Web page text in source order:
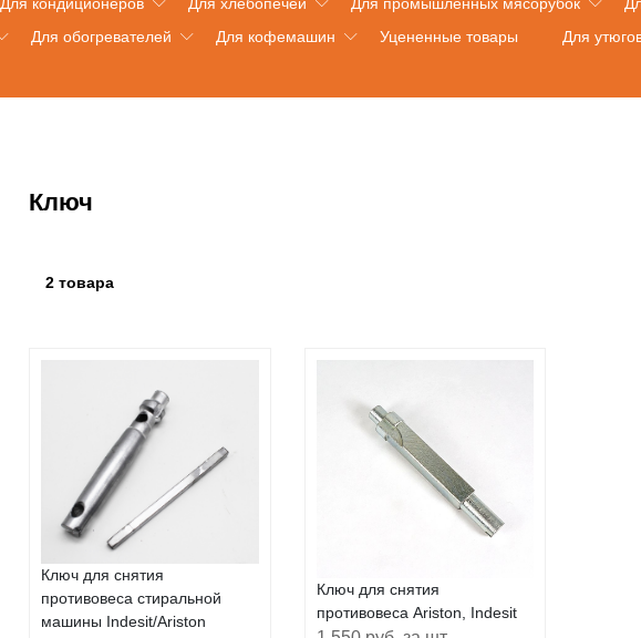
Для обогревателей Для кофемашин Уцененные товары Для
Ключ
2 товара
Ключ для снятия
противовеса стиральной
машины Indesit/Ariston
Ключ для снятия
противовеса Ariston, Indesit